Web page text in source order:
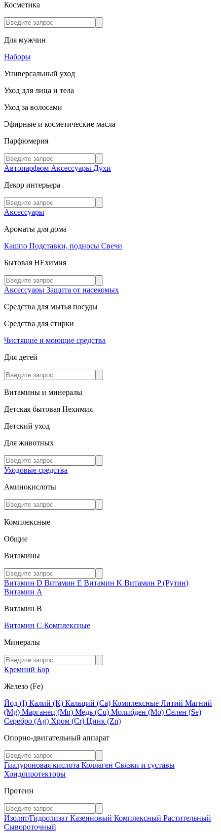
Косметика
Для мужчин
Наборы
Универсальный уход
Уход для лица и тела
Уход за волосами
Эфирные и косметические масла
Парфюмерия
Автопарфюм Аксессуары Духи
Декор интерьера
Аксессуары
Ароматы для дома
Кашпо Подставки, подносы Свечи
Бытовая НЕхимия
Аксессуары Защита от насекомых
Средства для мытья посуды
Средства для стирки
Чистящие и моющие средства
Для детей
Витамины и минералы
Детская бытовая Нехимия
Детский уход
Для животных
Уходовые средства
Аминокислоты
Комплексные
Общие
Витамины
Витамин D Витамин E Витамин K Витамин P (Рутин)
Витамин А
Витамин В
Витамин C Комплексные
Минералы
Кремний Бор
Железо (Fe)
Йод (I) Калий (К) Кальций (Са) Комплексные Литий Магний
(Mg) Марганец (Mn) Медь (Сu) Молибден (Мо) Селен (Se)
Серебро (Ag) Хром (Cr) Цинк (Zn)
Опорно-двигательный аппарат
Гиалуроновая кислота Коллаген Связки и суставы
Хондопротекторы
Протеин
Изолят/Гидролизат Казеиновый Комплексный Растительный
Сывороточный